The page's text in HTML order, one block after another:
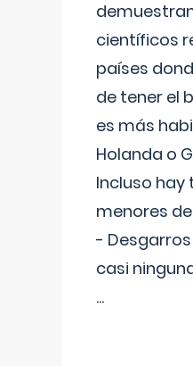
científicos
países
de tener el
es más
Holanda o
Incluso hay
menores
-
casi
...